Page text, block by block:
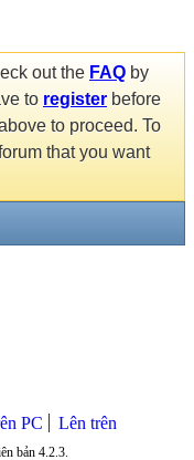
out the FAQ by
to register before
to proceed. To
that you want
PC Lên trên
bản 4.2.3.